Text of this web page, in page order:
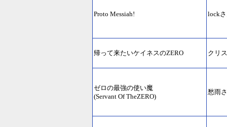
Proto Messiah! lock
帰って来たいケイネスのZERO クリ
ゼロの最強の使い魔
(Servant Of TheZERO)
愁雨